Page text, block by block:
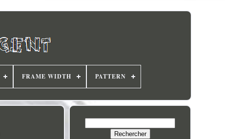
FRAME WIDTH PATTERN